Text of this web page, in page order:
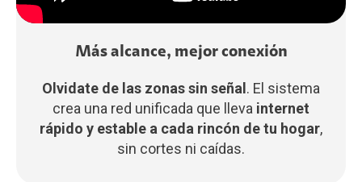
Más alcance, mejor conexión
Olvidate de las zonas sin señal . El sistema
crea una red unificada que lleva internet
rápido y estable a cada rincón de tu hogar,
sin cortes ni caídas.